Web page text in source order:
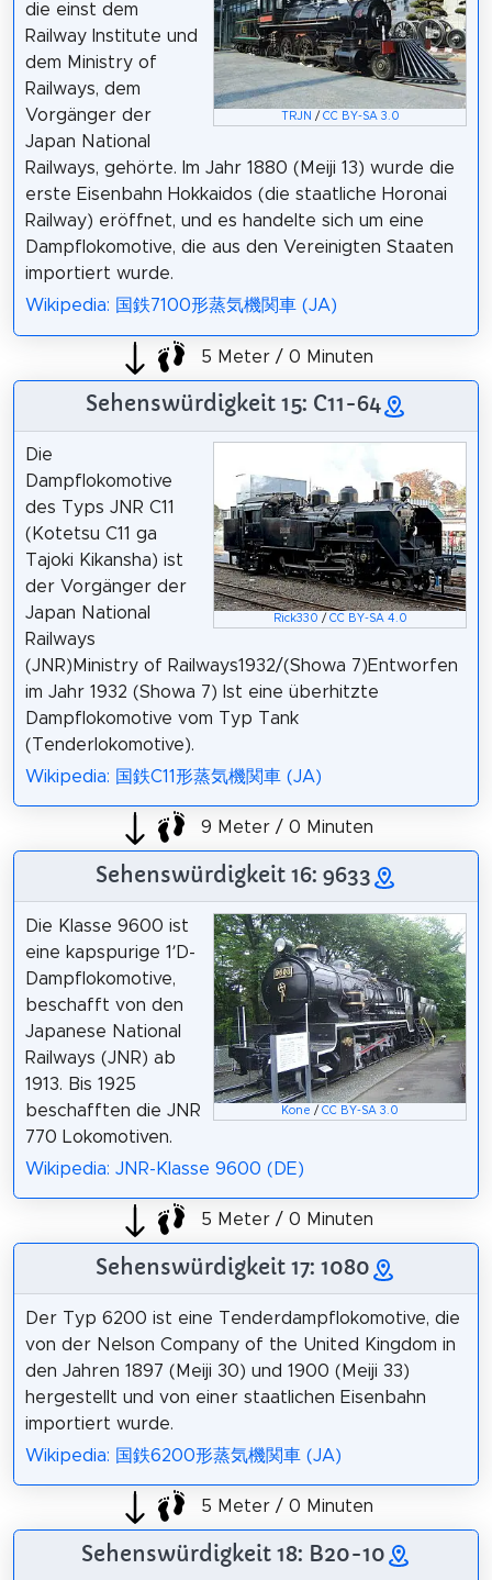
TRJN / CC BY-SA 3.0
die einst dem
Railway Institute und
dem Ministry of
Railways, dem
Vorgänger der
Japan National
Railways, gehörte. Im Jahr 1880 (Meiji 13) wurde die
erste Eisenbahn Hokkaidos (die staatliche Horonai
Railway) eröffnet, und es handelte sich um eine
Dampflokomotive, die aus den Vereinigten Staaten
importiert wurde.
Wikipedia: 国鉄7100形蒸気機関車 (JA)
5 Meter / 0 Minuten
Sehenswürdigkeit 15: C11-64
Rick330 / CC BY-SA 4.0
Die
Dampflokomotive
des Typs JNR C11
(Kotetsu C11 ga
Tajoki Kikansha) ist
der Vorgänger der
Japan National
Railways
(JNR)Ministry of Railways1932/(Showa 7)Entworfen
im Jahr 1932 (Showa 7) Ist eine überhitzte
Dampflokomotive vom Typ Tank
(Tenderlokomotive).
Wikipedia: 国鉄C11形蒸気機関車 (JA)
9 Meter / 0 Minuten
Sehenswürdigkeit 16: 9633
Kone /CC BY-SA 3.0
Die Klasse 9600 ist
eine kapspurige 1’D-
Dampflokomotive,
beschafft von den
Japanese National
Railways (JNR) ab
1913. Bis 1925
beschafften die JNR
770 Lokomotiven.
Wikipedia: JNR-Klasse 9600 (DE)
5 Meter / 0 Minuten
Sehenswürdigkeit 17: 1080
Der Typ 6200 ist eine Tenderdampflokomotive, die
von der Nelson Company of the United Kingdom in
den Jahren 1897 (Meiji 30) und 1900 (Meiji 33)
hergestellt und von einer staatlichen Eisenbahn
importiert wurde.
Wikipedia: 国鉄6200形蒸気機関車 (JA)
5 Meter / 0 Minuten
Sehenswürdigkeit 18: B20-10